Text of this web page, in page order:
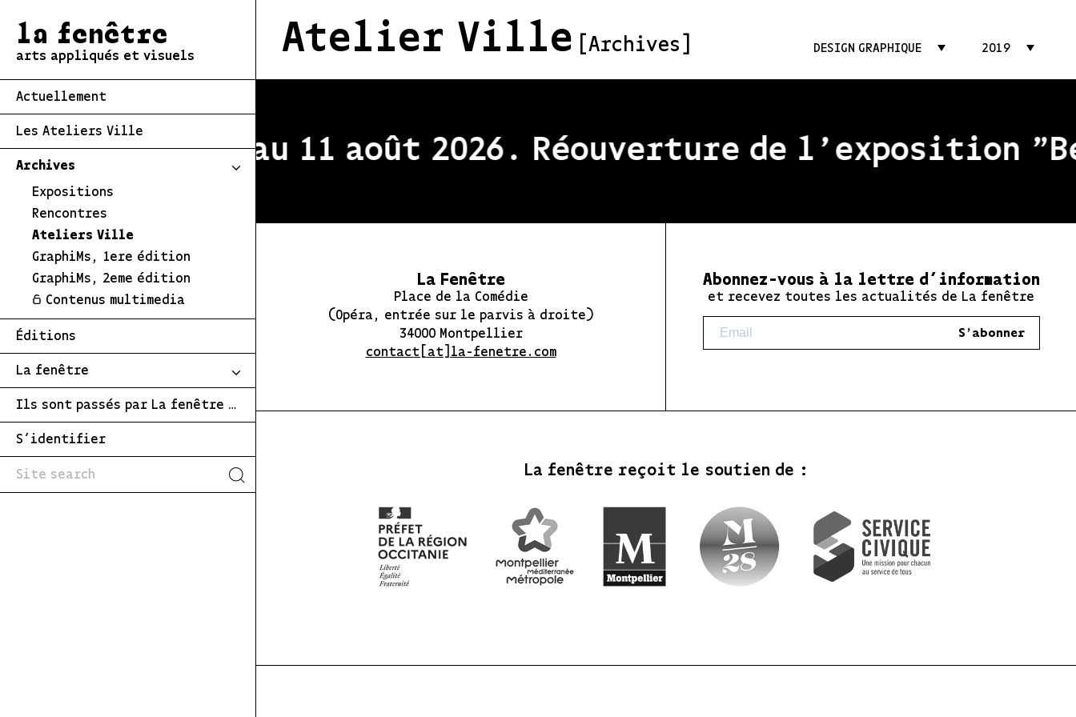
la fenêtre
arts appliqués et visuels
Actuellement
Les Ateliers Ville
Archives
Expositions
Rencontres
Ateliers Ville
GraphiMs, 1ere édition
GraphiMs, 2eme édition
Contenus multimedia
Éditions
La fenêtre
Ils sont passés par La fenêtre …
S’identifier
Atelier Ville [Archives] DESIGN GRAPHIQUE 2019
du 2 au 11 août 2026. Réouverture de l'exposition
La Fenêtre
Place de la Comédie
(Opéra, entrée sur le parvis à droite)
34000 Montpellier
contact[at]la-fenetre.com
Abonnez-vous à la lettre d’information
et recevez toutes les actualités de La fenêtre
S'abonner
La fenêtre reçoit le soutien de :